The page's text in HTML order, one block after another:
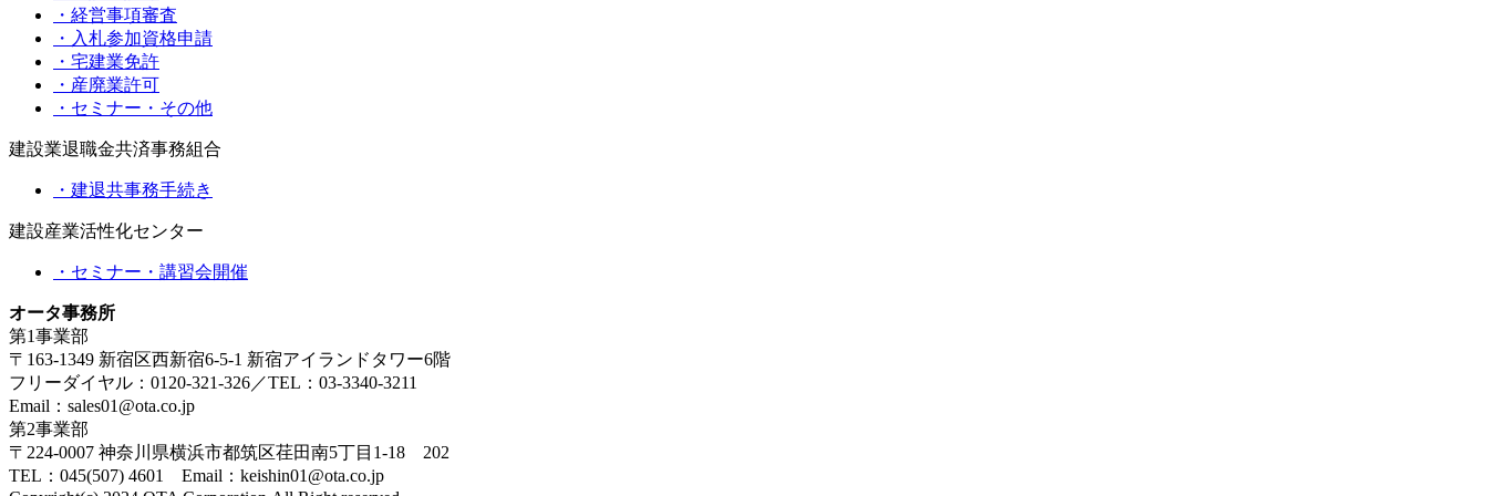
・経営事項審査
・入札参加資格申請
・宅建業免許
・産廃業許可
・セミナー・その他
建設業退職金共済事務組合
・建退共事務手続き
建設産業活性化センター
・セミナー・講習会開催
オータ事務所
第1事業部
〒163-1349 新宿区西新宿6-5-1 新宿アイランドタワー6階
フリーダイヤル：0120-321-326／TEL：03-3340-3211
Email：sales01@ota.co.jp
第2事業部
〒224-0007 神奈川県横浜市都筑区荏田南5丁目1-18 202
TEL：045(507) 4601 Email：keishin01@ota.co.jp